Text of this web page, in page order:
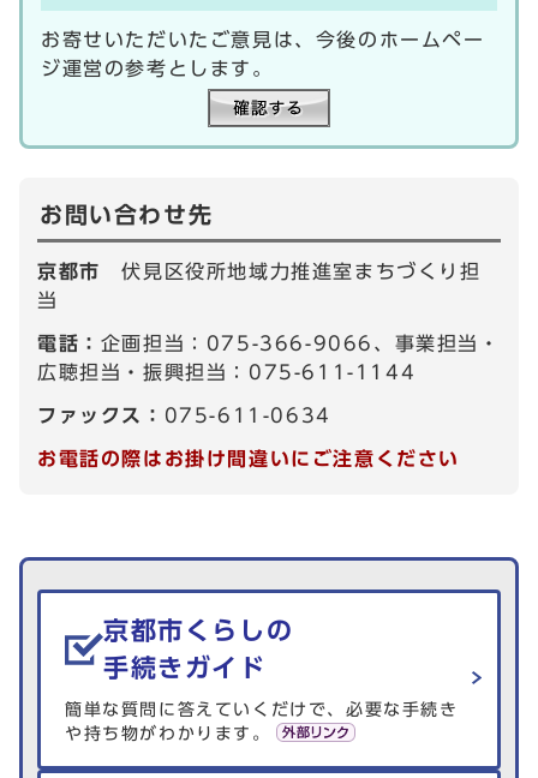
お寄せいただいたご意見は、今後のホームペー
ジ運営の参考とします。
お問い合わせ先
京都市伏見区役所地域力推進室まちづくり担
当
電話： 企画担当：075-366-9066、事業担当・
広聴担当・振興担当：075-611-1144
ファックス： 075-611-0634
お電話の際はお掛け間違いにご注意ください
生活情報を探す
京都市くらしの
手続きガイド
簡単な質問に答えていくだけで、必要な手続き
や持ち物がわかります。